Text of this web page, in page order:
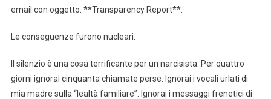
email con oggetto: **Transparency Report**.
Le conseguenze furono nucleari.
Il silenzio è una cosa terrificante per un narcisista. Per quattro
giorni ignorai cinquanta chiamate perse. Ignorai i vocali urlati di
mia madre sulla “lealtà familiare”. Ignorai i messaggi frenetici di